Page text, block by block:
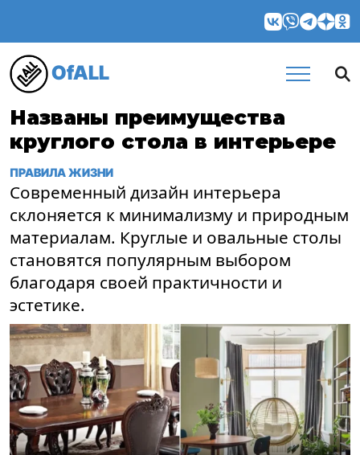
OfALL
Названы преимущества
круглого стола в интерьере
ПРАВИЛА ЖИЗНИ
Современный дизайн интерьера
склоняется к минимализму и природным
материалам. Круглые и овальные столы
становятся популярным выбором
благодаря своей практичности и
эстетике.